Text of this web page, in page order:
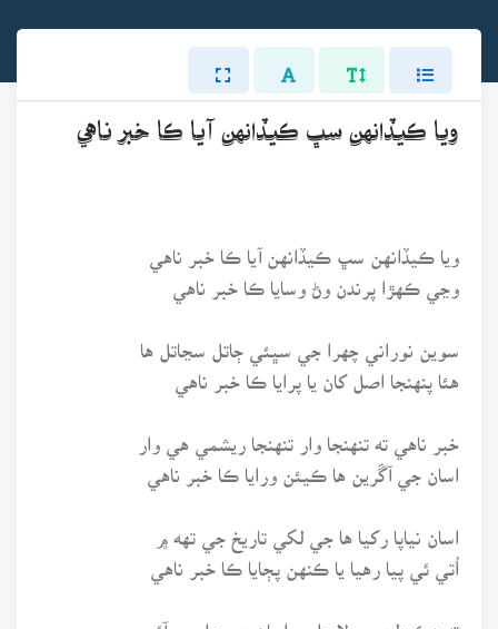
ويا ڪيڏانهن سڀ ڪيڏانهن آيا ڪا خبر ناهي
ويا ڪيڏانهن سڀ ڪيڏانهن آيا ڪا خبر ناهي
وڃي ڪهڙا پرندن وڻ وسايا ڪا خبر ناهي
سوين نوراني چهرا جي سڀئي ڄاتل سڃاتل ها
هئا پنهنجا اصل کان يا پرايا ڪا خبر ناهي
خبر ناهي ته تنهنجا وار تنهنجا ريشمي هي وار
اسان جي آڱرين ها ڪيئن ورايا ڪا خبر ناهي
اسان نياپا رکيا ها جي لکي تاريخ جي تهه ۾
اُتي ئي پيا رهيا يا ڪنهن پڄايا ڪا خبر ناهي
ته هڪ دلچسپ لا علمي اسان جي علم ۾ آئي